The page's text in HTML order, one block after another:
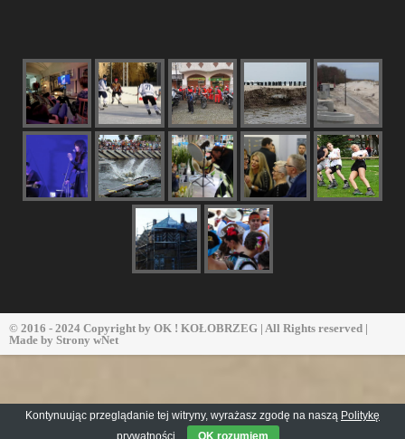
© 2016 - 2024 Copyright by OK ! KOŁOBRZEG | All Rights reserved |
Made by Strony wNet
Kontynuując przeglądanie tej witryny, wyrażasz zgodę na naszą Politykę
prywatności
OK rozumiem